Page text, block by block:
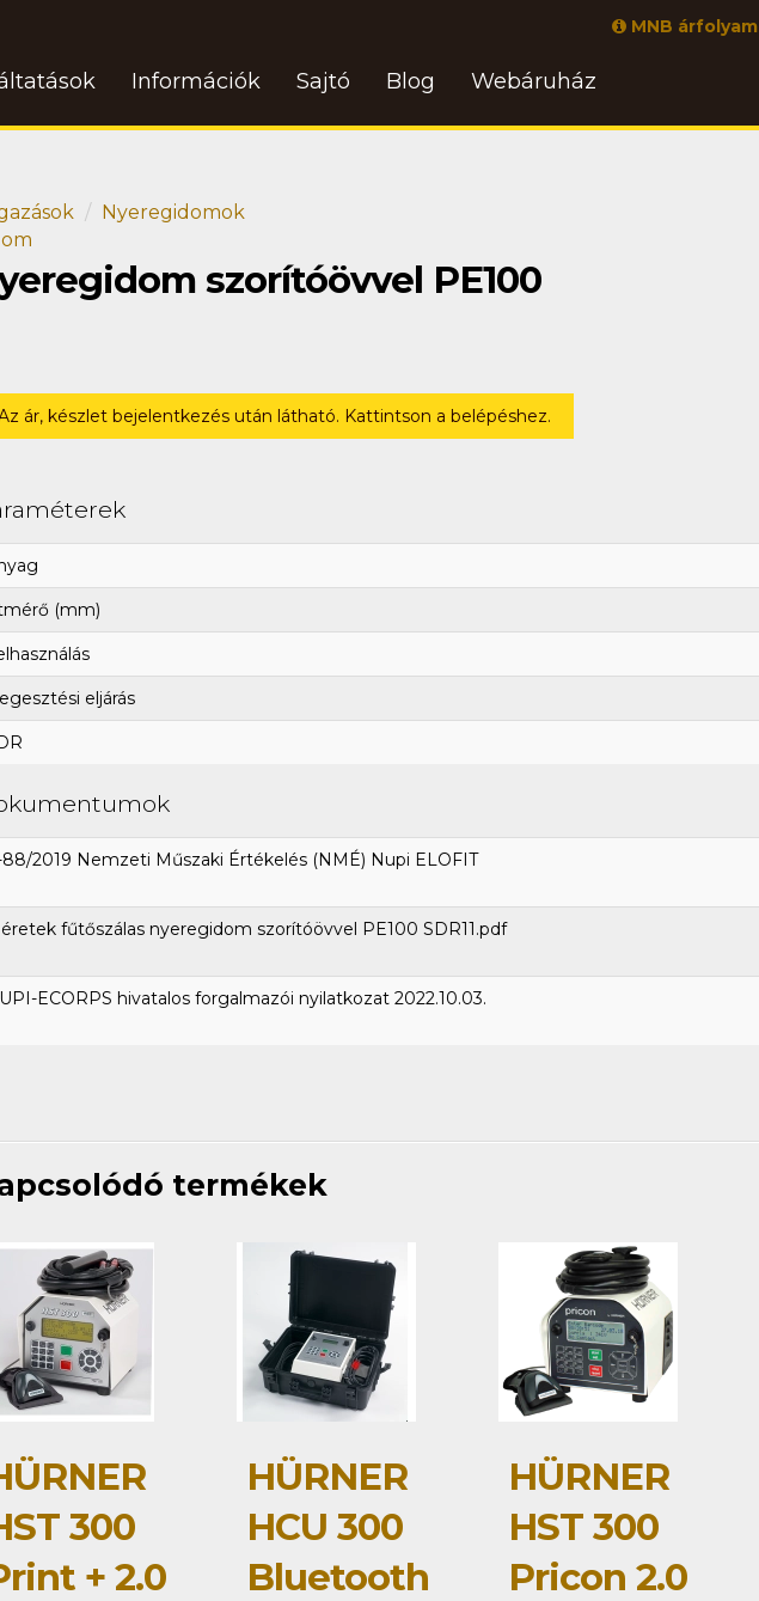
MNB árfolyam
Információk Sajtó Blog Webáruház
Nyeregidomok
szorítóövvel PE100
ár, készlet bejelentkezés után látható. Kattintson a belépéshez.
(mm)
eljárás
2019 Nemzeti Műszaki Értékelés (NMÉ) Nupi ELOFIT
fűtőszálas nyeregidom szorítóövvel PE100 SDR11.pdf
ECORPS hivatalos forgalmazói nyilatkozat 2022.10.03.
termékek
300
+ 2.0
HÜRNER
HCU 300
Bluetooth
HÜRNER
HST 300
Pricon 2.0